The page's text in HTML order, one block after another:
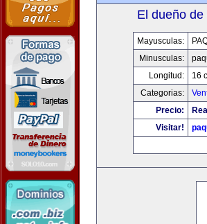
El dueño
Mayusculas:
Minusculas:
Longitud:
16
Categorias:
Precio:
Visitar!